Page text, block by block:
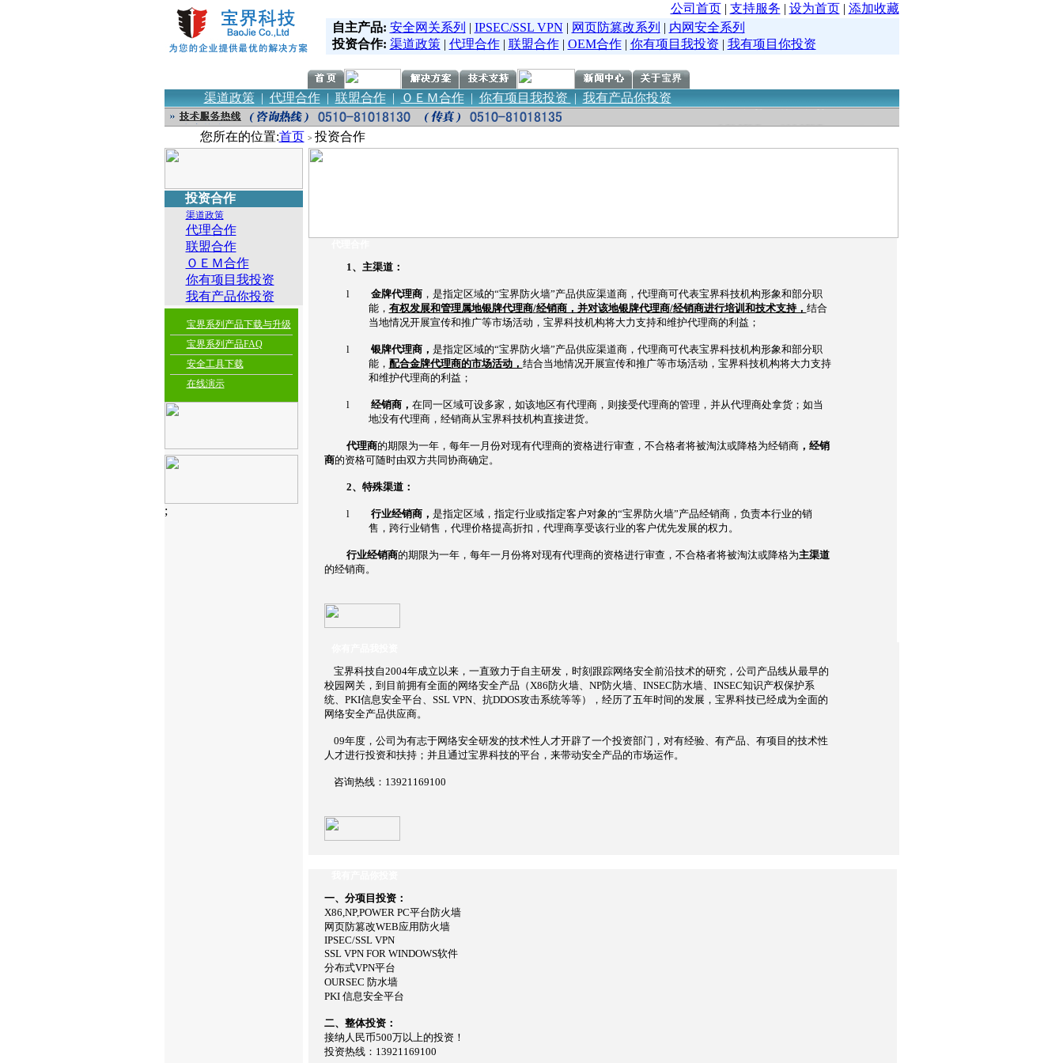
公司首页| 支持服务 | 设为首页| 添加收藏
自主产品: 安全网关系列 | IPSEC/SSL VPN | 网页防篡改系列 | 内网安全系列
投资合作: 渠道政策| 代理合作| 联盟合作| OEM合作| 你有项目我投资 | 我有项目你投资
渠道政策| 代理合作 | 联盟合作| ＯＥＭ合作| 你有项目我投资 | 我有产品你投资
您所在的位置:首页 > 投资合作
投资合作
渠道政策
代理合作
联盟合作
ＯＥＭ合作
你有项目我投资
我有产品你投资
宝界系列产品下载与升级
宝界系列产品FAQ
安全工具下载
在线演示
;
1、主渠道：
l 金牌代理商，是指定区域的“宝界防火墙”产品供应渠道商，代理商可代表宝界科技机构形象和部分职
能， 有权发展和管理属地银牌代理商/经销商，并对该地银牌代理商/经销商进行培训和技术支持， 结合
当地情况开展宣传和推广等市场活动，宝界科技机构将大力支持和维护代理商的利益；
l 银牌代理商， 是指定区域的“宝界防火墙”产品供应渠道商，代理商可代表宝界科技机构形象和部分职
能， 配合金牌代理商的市场活动， 结合当地情况开展宣传和推广等市场活动，宝界科技机构将大力支持
和维护代理商的利益；
l 经销商， 在同一区域可设多家，如该地区有代理商，则接受代理商的管理，并从代理商处拿货；如当
地没有代理商，经销商从宝界科技机构直接进货。
代理商的期限为一年，每年一月份对现有代理商的资格进行审查，不合格者将被淘汰或降格为经销商，经销
商的资格可随时由双方共同协商确定。
2、特殊渠道：
l 行业经销商， 是指定区域，指定行业或指定客户对象的“宝界防火墙”产品经销商，负责本行业的销
售，跨行业销售，代理价格提高折扣，代理商享受该行业的客户优先发展的权力。
行业经销商的期限为一年，每年一月份将对现有代理商的资格进行审查，不合格者将被淘汰或降格为主渠道
的经销商。
宝界科技自2004年成立以来，一直致力于自主研发，时刻跟踪网络安全前沿技术的研究，公司产品线从最早的
校园网关，到目前拥有全面的网络安全产品（X86防火墙、NP防火墙、INSEC防水墙、INSEC知识产权保护系
统、PKI信息安全平台、SSL VPN、抗DDOS攻击系统等等），经历了五年时间的发展，宝界科技已经成为全面的
网络安全产品供应商。
09年度，公司为有志于网络安全研发的技术性人才开辟了一个投资部门，对有经验、有产品、有项目的技术性
人才进行投资和扶持；并且通过宝界科技的平台，来带动安全产品的市场运作。
咨询热线：13921169100
一、分项目投资：
X86,NP,POWER PC平台防火墙
网页防篡改WEB应用防火墙
IPSEC/SSL VPN
SSL VPN FOR WINDOWS软件
分布式VPN平台
OURSEC 防水墙
PKI 信息安全平台
二、整体投资：
接纳人民币500万以上的投资！
投资热线：13921169100